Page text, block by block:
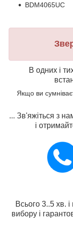
BDM4065UC
В одних і
Якщо ви
... Зв'яжіться з
і
Всього 3..5 хв.
вибору і